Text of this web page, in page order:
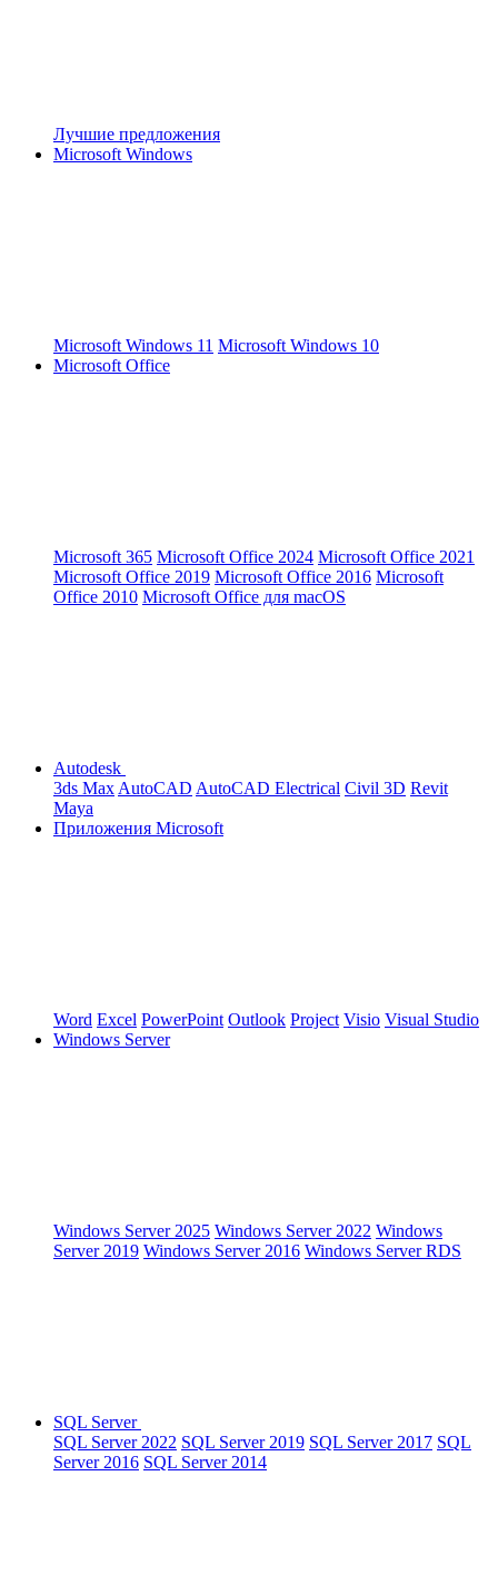
Лучшие предложения
Microsoft Windows
Microsoft Windows 11 Microsoft Windows 10
Microsoft Office
Microsoft 365 Microsoft Office 2024 Microsoft Office 2021
Microsoft Office 2019 Microsoft Office 2016 Microsoft
Office 2010 Microsoft Office для macOS
Autodesk
3ds Max AutoCAD AutoCAD Electrical Civil 3D Revit
Maya
Приложения Microsoft
Word Excel PowerPoint Outlook Project Visio Visual Studio
Windows Server
Windows Server 2025 Windows Server 2022 Windows
Server 2019 Windows Server 2016 Windows Server RDS
SQL Server
SQL Server 2022 SQL Server 2019 SQL Server 2017 SQL
Server 2016 SQL Server 2014